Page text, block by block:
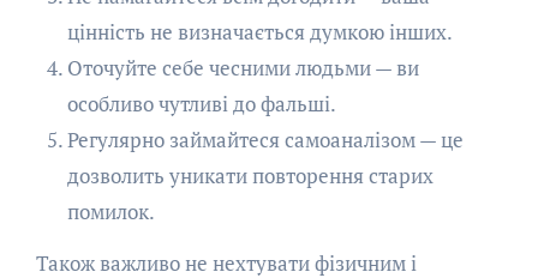
цінність не визначається думкою інших.
Оточуйте себе чесними людьми — ви
особливо чутливі до фальші.
Регулярно займайтеся самоаналізом — це
дозволить уникати повторення старих
помилок.
Також важливо не нехтувати фізичним і